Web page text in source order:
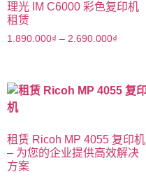
理光 IM C6000 彩色复印机
租赁
1.890.000₫ – 2.690.000₫
租赁 Ricoh MP 4055 复印机
– 为您的企业提供高效解决
方案